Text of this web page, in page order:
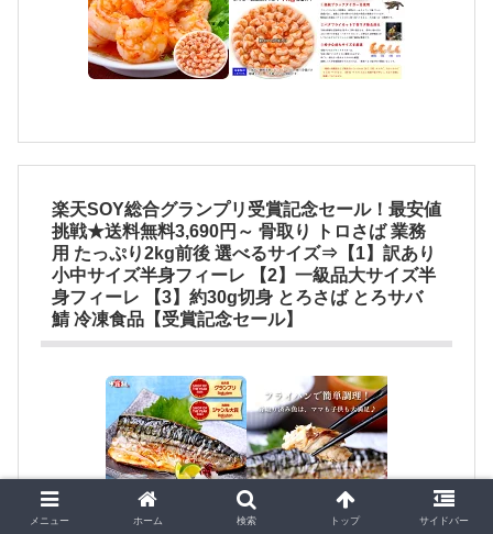
楽天SOY総合グランプリ受賞記念セール！最安値
挑戦★送料無料3,690円～ 骨取り トロさば 業務
用 たっぷり2kg前後 選べるサイズ⇒【1】訳あり
小中サイズ半身フィーレ 【2】一級品大サイズ半
身フィーレ 【3】約30g切身 とろさば とろサバ
鯖 冷凍食品【受賞記念セール】
メニュー ホーム 検索 トップ サイドバー